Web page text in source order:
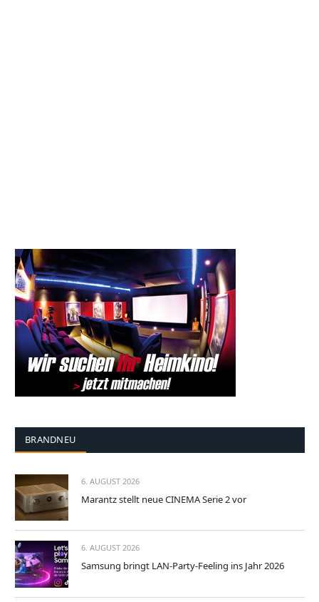
BRANDNEU
6. AUGUST 2026
Marantz stellt neue CINEMA Serie 2 vor
6. AUGUST 2026
Samsung bringt LAN-Party-Feeling ins Jahr 2026